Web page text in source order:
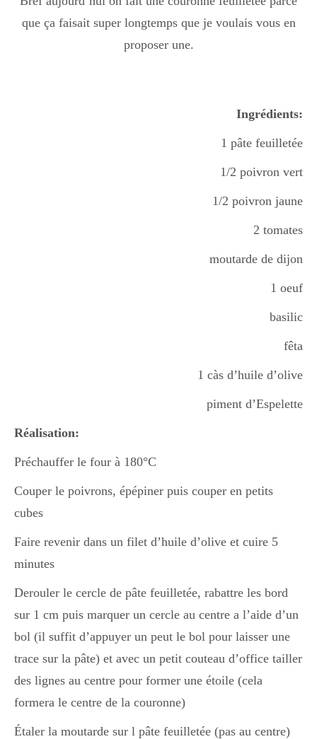
que ça faisait super longtemps que je voulais vous en
proposer une.
Ingrédients:
1 pâte feuilletée
1/2 poivron vert
1/2 poivron jaune
2 tomates
moutarde de dijon
1 oeuf
basilic
fêta
1 càs d’huile d’olive
piment d’Espelette
Réalisation:
Préchauffer le four à 180°C
Couper le poivrons, épépiner puis couper en petits
cubes
Faire revenir dans un filet d’huile d’olive et cuire 5
minutes
Derouler le cercle de pâte feuilletée, rabattre les bord
sur 1 cm puis marquer un cercle au centre a l’aide d’un
bol (il suffit d’appuyer un peut le bol pour laisser une
trace sur la pâte) et avec un petit couteau d’office tailler
des lignes au centre pour former une étoile (cela
formera le centre de la couronne)
Étaler la moutarde sur l pâte feuilletée (pas au centre)